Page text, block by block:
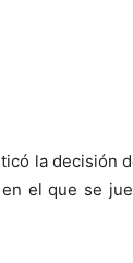
la decisión
el que se